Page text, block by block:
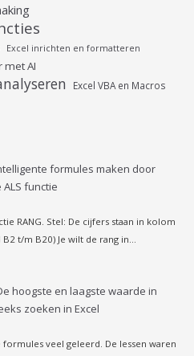
Excel inrichten en formatteren
met AI
Excel VBA en Macros
formules maken door
functie
RANG. Stel: De cijfers staan in kolom
t/m B20) Je wilt de rang in…
hoogste en laagste waarde in
zoeken in Excel
formules veel geleerd. De lessen waren